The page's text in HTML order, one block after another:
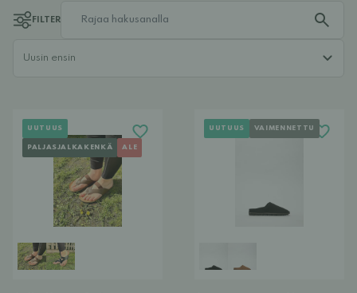
FILTER
UUTUUS
PALJASJALKAKENKÄ ALE
UUTUUS VAIMENNETTU